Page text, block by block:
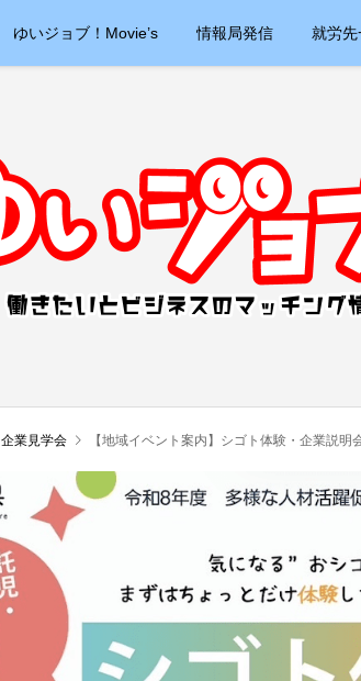
ゆいジョブ！Movie’s 情報局発信 就労
企業見学会 【地域イベント案内】シゴト体験・企業説明